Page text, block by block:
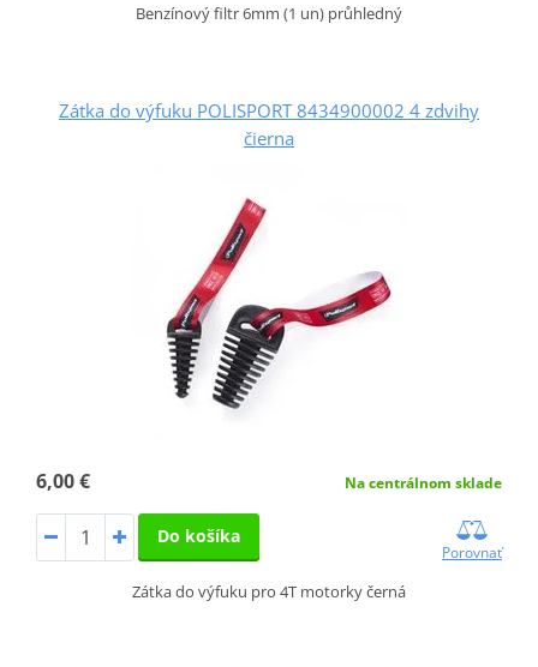
Benzínový filtr 6mm (1 un) průhledný
Zátka do výfuku POLISPORT 8434900002 4 zdvihy
čierna
6,00 € Na centrálnom sklade
Do košíka
Porovnať
Zátka do výfuku pro 4T motorky černá